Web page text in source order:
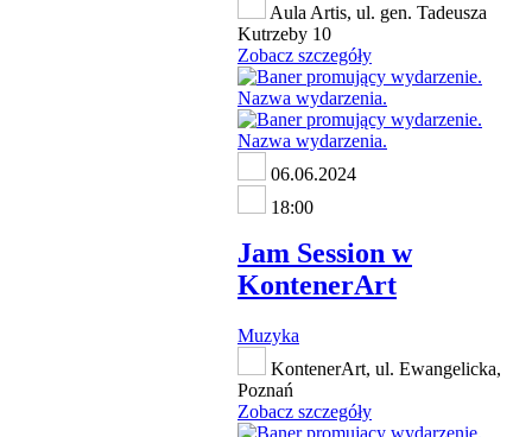
Aula Artis, ul. gen. Tadeusza
Kutrzeby 10
Zobacz szczegóły
06.06.2024
18:00
Jam Session w
KontenerArt
Muzyka
KontenerArt, ul. Ewangelicka,
Poznań
Zobacz szczegóły